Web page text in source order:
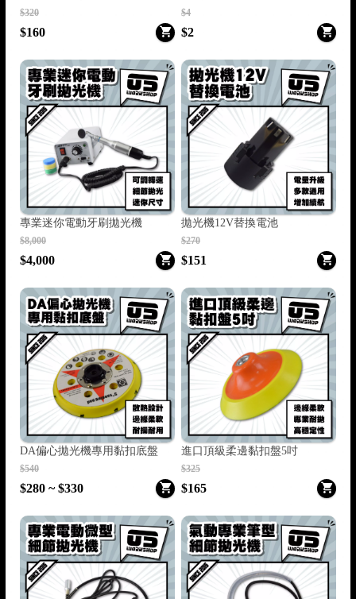
$320
$160
$4
$2
專業迷你電動牙刷拋光機
$8,000
$4,000
拋光機12V替換電池
$270
$151
DA偏心拋光機專用黏扣底盤
$540
$280 ~ $330
進口頂級柔邊黏扣盤5吋
$325
$165